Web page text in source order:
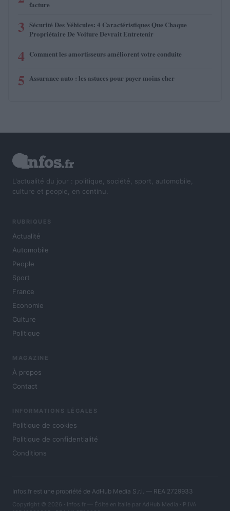
facture
3 Sécurité Des Véhicules: 4 Caractéristiques Que Chaque
Propriétaire De Voiture Devrait Entretenir
4 Comment les amortisseurs améliorent votre conduite
5 Assurance auto : les astuces pour payer moins cher
L'actualité du jour : politique, société, sport, automobile,
culture et people, en continu.
RUBRIQUES
Actualité
Automobile
People
Sport
France
Economie
Culture
Politique
MAGAZINE
À propos
Contact
INFORMATIONS LÉGALES
Politique de cookies
Politique de confidentialité
Conditions
Infos.fr est une propriété de AdHub Media S.r.l. — REA 2729933
Copyright © 2026 · Infos.fr — Édité en Italie par AdHub Media · P.IVA